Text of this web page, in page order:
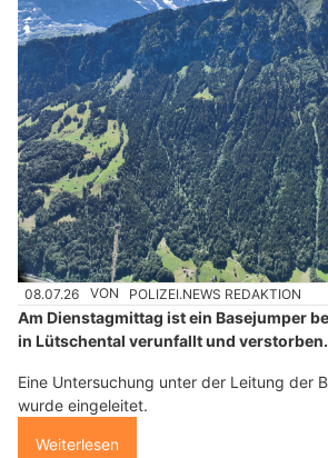
08.07.26 VON POLIZEI.NEWS REDAKTION
Am Dienstagmittag ist ein Basejumper
in Lütschental verunfallt und verstorben.
Eine Untersuchung unter der Leitung der
wurde eingeleitet.
Weiterlesen